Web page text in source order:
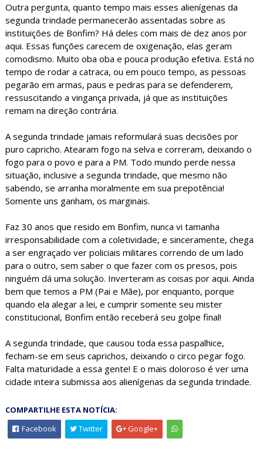
Outra pergunta, quanto tempo mais esses alienígenas da
segunda trindade permanecerão assentadas sobre as
instituições de Bonfim? Há deles com mais de dez anos por
aqui. Essas funções carecem de oxigenação, elas geram
comodismo. Muito oba oba e pouca produção efetiva. Está no
tempo de rodar a catraca, ou em pouco tempo, as pessoas
pegarão em armas, paus e pedras para se defenderem,
ressuscitando a vingança privada, já que as instituições
remam na direção contrária.
A segunda trindade jamais reformulará suas decisões por
puro capricho. Atearam fogo na selva e correram, deixando o
fogo para o povo e para a PM. Todo mundo perde nessa
situação, inclusive a segunda trindade, que mesmo não
sabendo, se arranha moralmente em sua prepotência!
Somente uns ganham, os marginais.
Faz 30 anos que resido em Bonfim, nunca vi tamanha
irresponsabilidade com a coletividade, e sinceramente, chega
a ser engraçado ver policiais militares correndo de um lado
para o outro, sem saber o que fazer com os presos, pois
ninguém dá uma solução. Inverteram as coisas por aqui. Ainda
bem que temos a PM (Pai e Mãe), por enquanto, porque
quando ela alegar a lei, e cumprir somente seu mister
constitucional, Bonfim então receberá seu golpe final!
A segunda trindade, que causou toda essa paspalhice,
fecham-se em seus caprichos, deixando o circo pegar fogo.
Falta maturidade a essa gente! E o mais doloroso é ver uma
cidade inteira submissa aos alienígenas da segunda trindade.
COMPARTILHE ESTA NOTÍCIA:
Facebook
Twitter Google+